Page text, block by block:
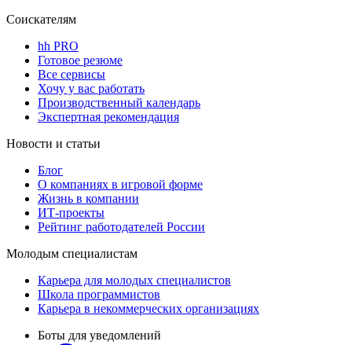
Соискателям
hh PRO
Готовое резюме
Все сервисы
Хочу у вас работать
Производственный календарь
Экспертная рекомендация
Новости и статьи
Блог
О компаниях в игровой форме
Жизнь в компании
ИТ-проекты
Рейтинг работодателей России
Молодым специалистам
Карьера для молодых специалистов
Школа программистов
Карьера в некоммерческих организациях
Боты для уведомлений